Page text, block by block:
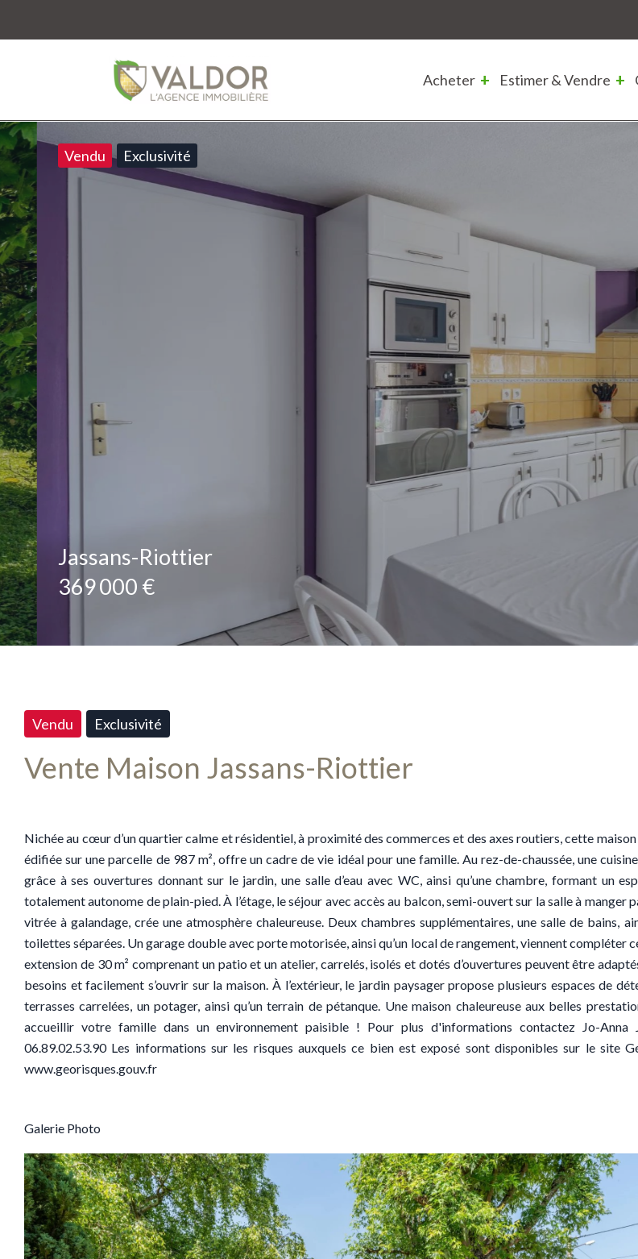
Acheter Estimer & Vendre
Vendu Exclusivité
Jassans-Riottier
369 000 €
Vendu Exclusivité
Vente Maison Jassans-Riottier
Nichée au cœur d’un quartier calme et résidentiel, à proximité des commerces et des axes routiers, cette maison
édifiée sur une parcelle de 987 m², offre un cadre de vie idéal pour une famille. Au rez-de-chaussée, une
grâce à ses ouvertures donnant sur le jardin, une salle d’eau avec WC, ainsi qu’une chambre, formant un
totalement autonome de plain-pied. À l’étage, le séjour avec accès au balcon, semi-ouvert sur la salle à manger
vitrée à galandage, crée une atmosphère chaleureuse. Deux chambres supplémentaires, une salle de bains,
toilettes séparées. Un garage double avec porte motorisée, ainsi qu’un local de rangement, viennent compléter
extension de 30 m² comprenant un patio et un atelier, carrelés, isolés et dotés d’ouvertures peuvent être
besoins et facilement s’ouvrir sur la maison. À l’extérieur, le jardin paysager propose plusieurs espaces de
terrasses carrelées, un potager, ainsi qu’un terrain de pétanque. Une maison chaleureuse aux belles
accueillir votre famille dans un environnement paisible ! Pour plus d'informations contactez Jo-Anna
06.89.02.53.90 Les informations sur les risques auxquels ce bien est exposé sont disponibles sur le site
www.georisques.gouv.fr
Galerie Photo